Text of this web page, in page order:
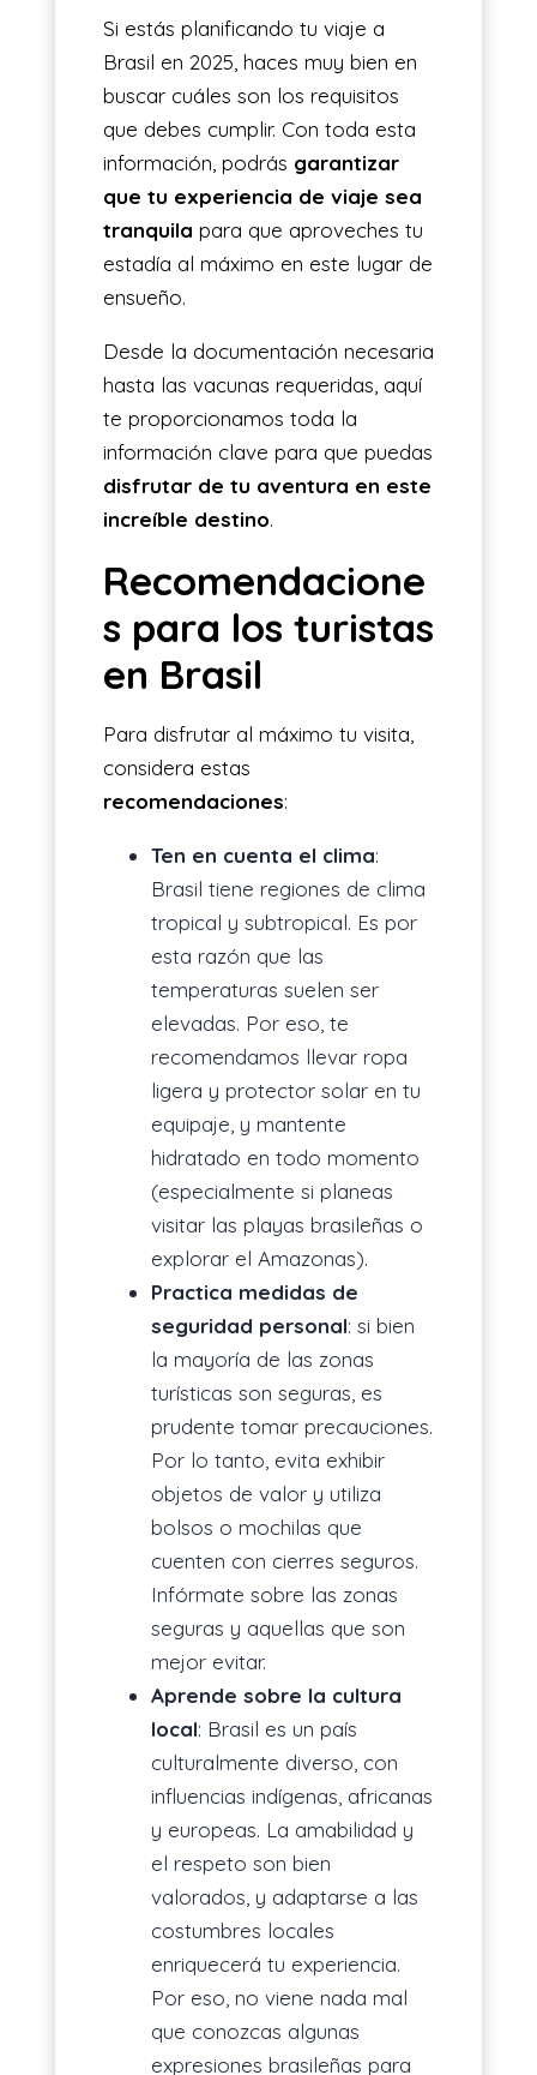
Si estás planificando tu viaje a
Brasil en 2025, haces muy bien en
buscar cuáles son los requisitos
que debes cumplir. Con toda esta
información, podrás garantizar
que tu experiencia de viaje sea
tranquila para que aproveches tu
estadía al máximo en este lugar de
ensueño.
Desde la documentación necesaria
hasta las vacunas requeridas, aquí
te proporcionamos toda la
información clave para que puedas
disfrutar de tu aventura en este
increíble destino.
Recomendacione
s para los turistas
en Brasil
Para disfrutar al máximo tu visita,
considera estas
recomendaciones:
Ten en cuenta el clima:
Brasil tiene regiones de clima
tropical y subtropical. Es por
esta razón que las
temperaturas suelen ser
elevadas. Por eso, te
recomendamos llevar ropa
ligera y protector solar en tu
equipaje, y mantente
hidratado en todo momento
(especialmente si planeas
visitar las playas brasileñas o
explorar el Amazonas).
Practica medidas de
seguridad personal: si bien
la mayoría de las zonas
turísticas son seguras, es
prudente tomar precauciones.
Por lo tanto, evita exhibir
objetos de valor y utiliza
bolsos o mochilas que
cuenten con cierres seguros.
Infórmate sobre las zonas
seguras y aquellas que son
mejor evitar.
Aprende sobre la cultura
local: Brasil es un país
culturalmente diverso, con
influencias indígenas, africanas
y europeas. La amabilidad y
el respeto son bien
valorados, y adaptarse a las
costumbres locales
enriquecerá tu experiencia.
Por eso, no viene nada mal
que conozcas algunas
expresiones brasileñas para